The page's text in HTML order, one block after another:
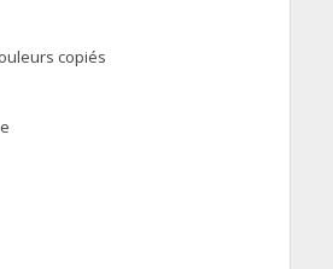
copiés